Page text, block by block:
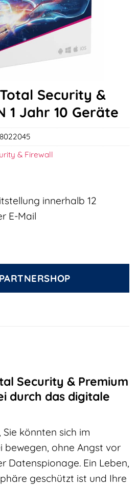
Security &
1 Jahr 10 Geräte
innerhalb 12
E-Mail
& Firewall
Security & Premium
durch das digitale
Sie könnten sich im
bewegen, ohne Angst vor
Datenspionage. Ein Leben,
geschützt ist und Ihre